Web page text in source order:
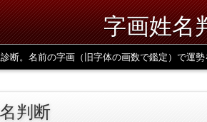
字画姓名
断。名前の字画（旧字体の画数で鑑定）で運
判断